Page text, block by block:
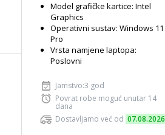
Model grafičke kartice: Intel
Graphics
Operativni sustav: Windows 11
Pro
Vrsta namjene laptopa:
Poslovni
Jamstvo:3 god
Povrat robe moguć unutar 14
dana
Dostavljamo već od 07.08.2026